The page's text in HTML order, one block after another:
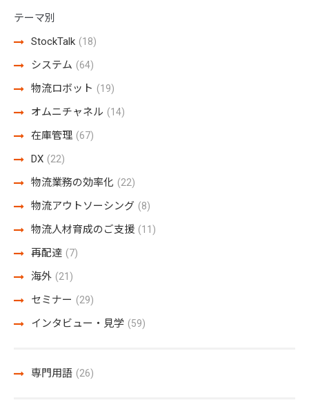
テーマ別
StockTalk (18)
システム (64)
物流ロボット (19)
オムニチャネル (14)
在庫管理 (67)
DX (22)
物流業務の効率化 (22)
物流アウトソーシング (8)
物流人材育成のご支援 (11)
再配達 (7)
海外 (21)
セミナー (29)
インタビュー・見学 (59)
専門用語 (26)